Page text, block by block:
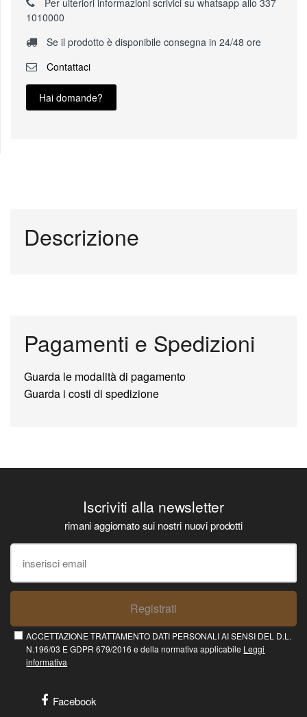
1010000
Se il prodotto è disponibile consegna in 24/48 ore
Contattaci
Hai domande?
Descrizione
Pagamenti e Spedizioni
Guarda le modalità di pagamento
Guarda i costi di spedizione
Iscriviti alla newsletter
rimani aggiornato sui nostri nuovi prodotti
Registrati
ACCETTAZIONE TRATTAMENTO DATI PERSONALI AI SENSI DEL D.L.
N.196/03 E GDPR 679/2016 e della normativa applicabile Leggi
informativa
Facebook